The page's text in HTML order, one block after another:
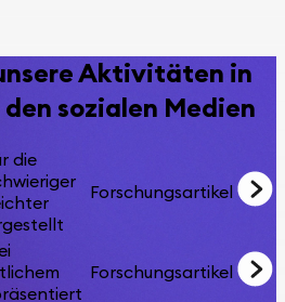
Aktivitäten in
sozialen Medien
die
Forschungsartikel
Forschungsartikel